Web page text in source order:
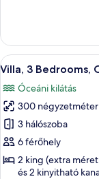
további
részletei
A
következő
szoba
összes
képének
megtekintése:
Villa,
29
Villa, 3 Bedrooms,
Óceáni kilátás
300 négyzetméter
3 hálószoba
6 férőhely
2 king (extra
és 2 kinyitható